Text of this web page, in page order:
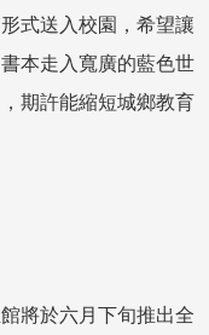
式送入校園，希望讓
本走入寬廣的藍色世
期許能縮短城鄉教育
將於六月下旬推出全